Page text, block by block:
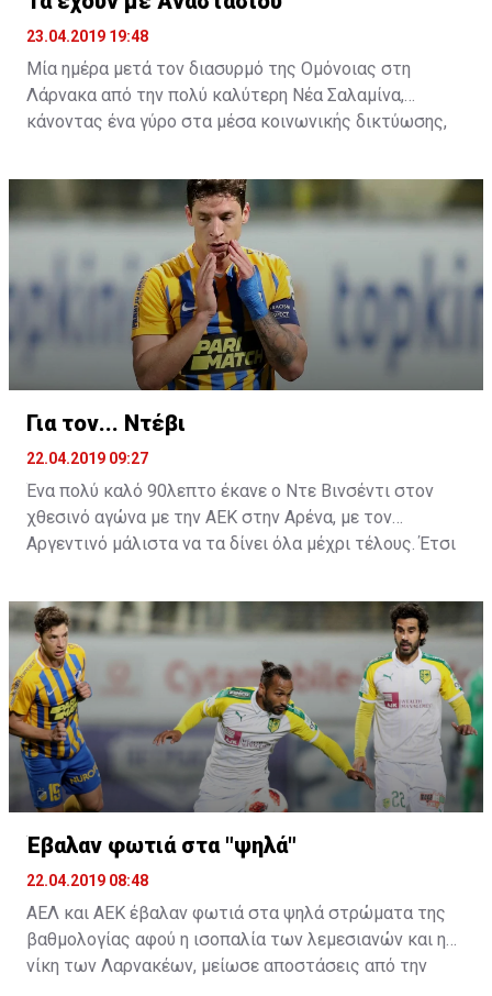
23.04.2019 19:48
Μία ημέρα μετά τον διασυρμό της Ομόνοιας στη
Λάρνακα από την πολύ καλύτερη Νέα Σαλαμίνα,
κάνοντας ένα γύρο στα μέσα κοινωνικής δικτύωσης,
αγώνα στη δημοσιογραφική γι' άλλη μία φορά δεν ήταν
η πρέπων, αφού πολλοί είναι αυτοί που πιστεύουν ότι
τουλάχιστον αυτό έπρεπε να λεχθεί από τα χείλη του
Ελλαδίτη τεχνικό ήταν μία συγνώμη.
Για τον... Ντέβι
22.04.2019 09:27
Ένα πολύ καλό 90λεπτο έκανε ο Ντε Βινσέντι στον
χθεσινό αγώνα με την ΑΕΚ στην Αρένα, με τον
Αργεντινό μάλιστα να τα δίνει όλα μέχρι τέλους. Έτσι
του Τόνιο.
Έβαλαν φωτιά στα "ψηλά"
22.04.2019 08:48
ΑΕΛ και ΑΕΚ έβαλαν φωτιά στα ψηλά στρώματα της
βαθμολογίας αφού η ισοπαλία των λεμεσιανών και η
νίκη των Λαρνακέων, μείωσε αποστάσεις από την